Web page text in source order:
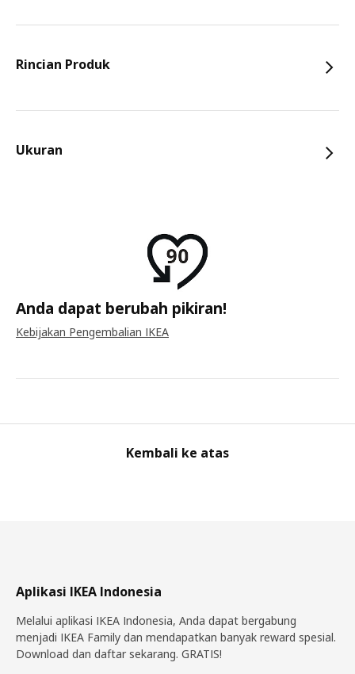
Rincian Produk
Ukuran
Anda dapat berubah pikiran!
Kebijakan Pengembalian IKEA
Kembali ke atas
Aplikasi IKEA Indonesia
Melalui aplikasi IKEA Indonesia, Anda dapat bergabung
menjadi IKEA Family dan mendapatkan banyak reward spesial.
Download dan daftar sekarang. GRATIS!